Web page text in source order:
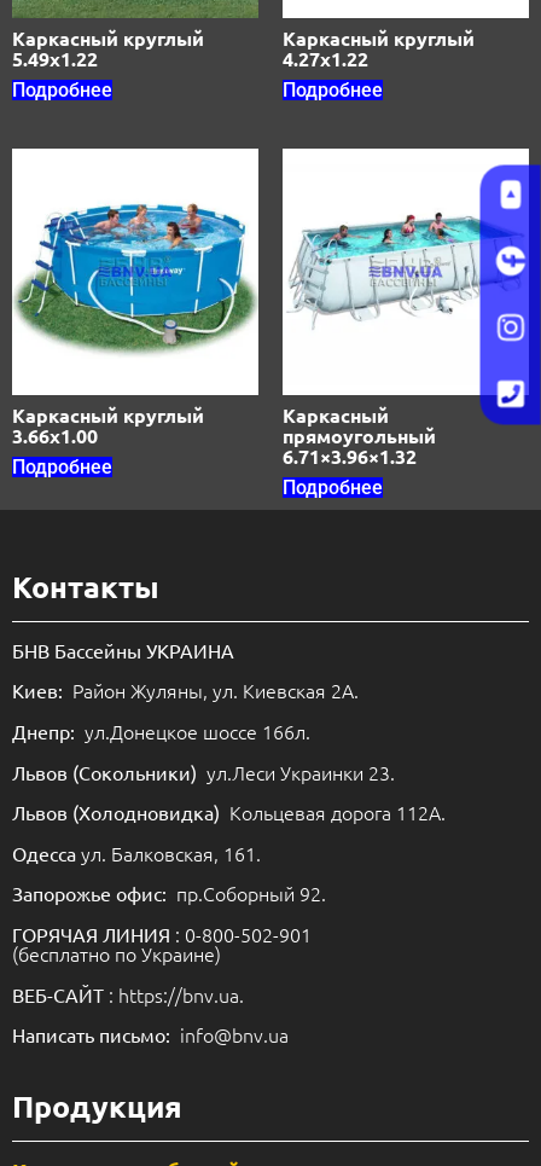
Каркасный круглый
5.49х1.22
Подробнее
Каркасный круглый
4.27х1.22
Подробнее
Каркасный круглый
3.66х1.00
Подробнее
Каркасный
прямоугольный
6.71×3.96×1.32
Подробнее
Контакты
БНВ Бассейны УКРАИНА
Киев: Район Жуляны, ул. Киевская 2А.
Днепр: ул.Донецкое шоссе 166л.
Львов (Сокольники) ул.Леси Украинки 23.
Львов (Холодновидка) Кольцевая дорога 112А.
Одесса ул. Балковская, 161.
Запорожье офис: пр.Соборный 92.
ГОРЯЧАЯ ЛИНИЯ : 0-800-502-901
(бесплатно по Украине)
ВЕБ-САЙТ : https://bnv.ua.
Написать письмо: info@bnv.ua
Продукция